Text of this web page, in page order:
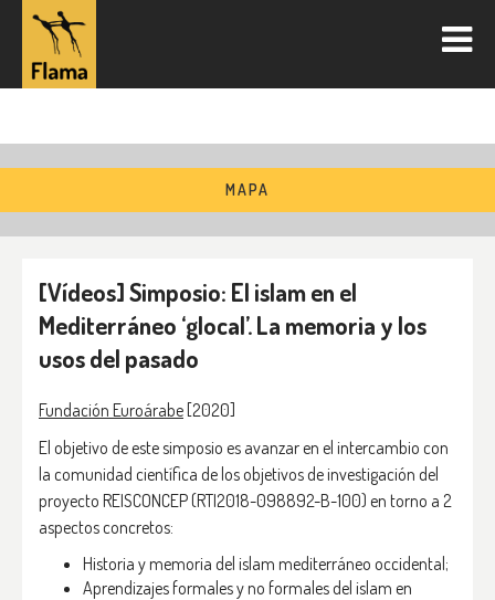
MAPA
[Vídeos] Simposio: El islam en el
Mediterráneo ‘glocal’. La memoria y los
usos del pasado
Fundación Euroárabe [2020]
El objetivo de este simposio es avanzar en el intercambio con
la comunidad científica de los objetivos de investigación del
proyecto REISCONCEP (RTI2018-098892-B-100) en torno a 2
aspectos concretos:
Historia y memoria del islam mediterráneo occidental;
Aprendizajes formales y no formales del islam en